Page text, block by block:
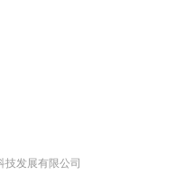
技发展有限公司